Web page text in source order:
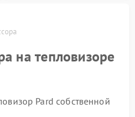
на тепловизоре
Pard собственной